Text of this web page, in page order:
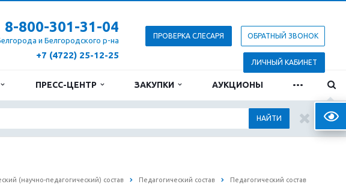
8-800-301-31-04
и Белгородского р-на
+7 (4722) 25-12-25
ПРОВЕРКА СЛЕСАРЯ ОБРАТНЫЙ ЗВОНОК
ЛИЧНЫЙ КАБИНЕТ
ПРЕСС-ЦЕНТР ЗАКУПКИ АУКЦИОНЫ ...
НАЙТИ
(научно-педагогический) состав Педагогический состав Педагогический состав